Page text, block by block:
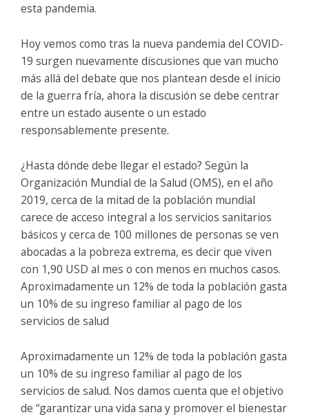
esta pandemia.
Hoy vemos como tras la nueva pandemia del COVID-
19 surgen nuevamente discusiones que van mucho
más allá del debate que nos plantean desde el inicio
de la guerra fría, ahora la discusión se debe centrar
entre un estado ausente o un estado
responsablemente presente.
¿Hasta dónde debe llegar el estado? Según la
Organización Mundial de la Salud (OMS), en el año
2019, cerca de la mitad de la población mundial
carece de acceso integral a los servicios sanitarios
básicos y cerca de 100 millones de personas se ven
abocadas a la pobreza extrema, es decir que viven
con 1,90 USD al mes o con menos en muchos casos.
Aproximadamente un 12% de toda la población gasta
un 10% de su ingreso familiar al pago de los
servicios de salud
Aproximadamente un 12% de toda la población gasta
un 10% de su ingreso familiar al pago de los
servicios de salud. Nos damos cuenta que el objetivo
de “garantizar una vida sana y promover el bienestar